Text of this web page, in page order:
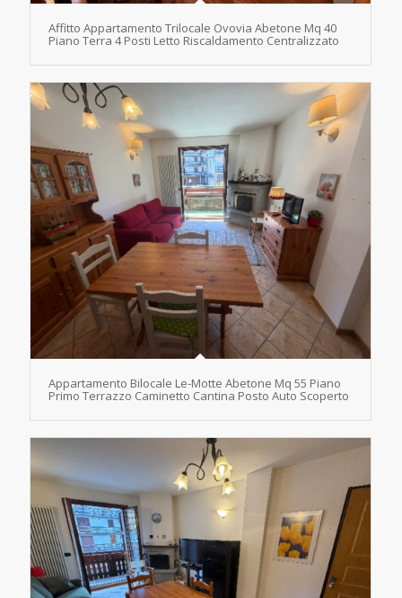
Affitto Appartamento Trilocale Ovovia Abetone Mq 40
Piano Terra 4 Posti Letto Riscaldamento Centralizzato
Appartamento Bilocale Le-Motte Abetone Mq 55 Piano
Primo Terrazzo Caminetto Cantina Posto Auto Scoperto